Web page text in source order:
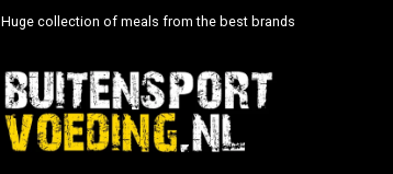
Shipment within 24 hours to the whole of Europe